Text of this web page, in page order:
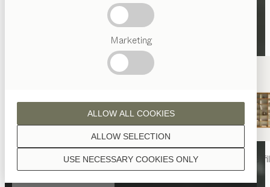
Marketing
USE NECESSARY COOKIES ONLY
ALLOW SELECTION
ALLOW ALL COOKIES
tablenya chaisenya rayonnage